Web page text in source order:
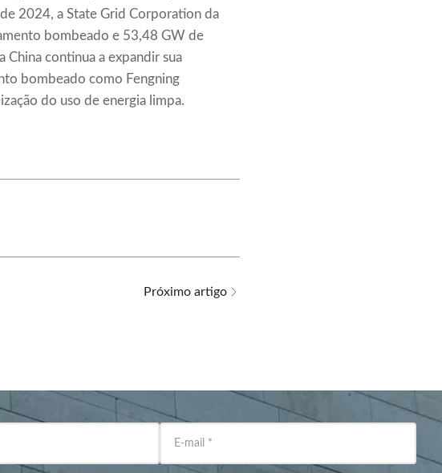
2024, a State Grid Corporation da
bombeado e 53,48 GW de
continua a expandir sua
bombeado como Fengning
do uso de energia limpa.
Próximo artigo
E-mail *